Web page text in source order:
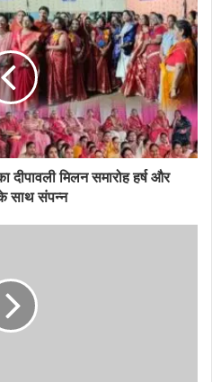
दीपावली मिलन समारोह हर्ष और
साथ संपन्न